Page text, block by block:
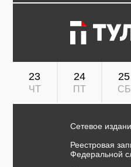
23
ЧТ
24
ПТ
25
СБ
Сетевое
Реестровая
Федеральной